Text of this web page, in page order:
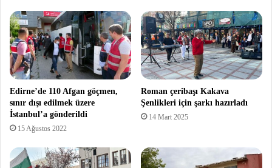
Edirne’de 110 Afgan göçmen,
sınır dışı edilmek üzere
İstanbul’a gönderildi
15 Ağustos 2022
Roman çeribaşı Kakava
Şenlikleri için şarkı hazırladı
14 Mart 2025